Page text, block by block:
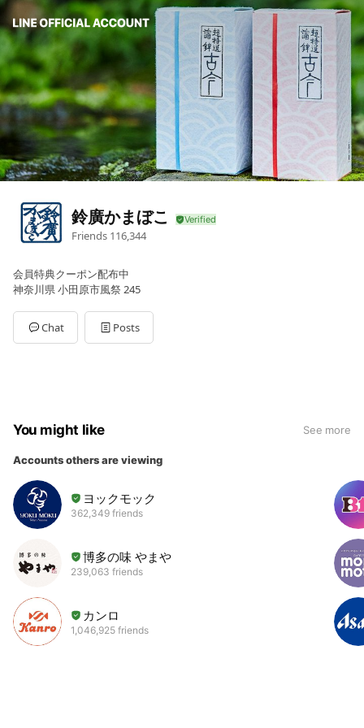
鈴廣かまぼこ
Friends 116,344
会員特典クーポン配布中
神奈川県 小田原市風祭 245
Chat Posts
You might like See more
Accounts others are viewing
ヨックモック
362,349 friends
博多の味 やまや
239,063 friends
カンロ
1,046,925 friends